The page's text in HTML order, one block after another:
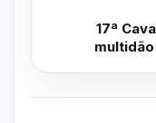
17ª